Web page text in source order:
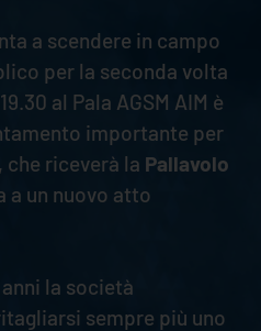
a scendere in campo
per la seconda volta
al Pala AGSM AIM è
importante per
riceverà la Pallavolo
a un nuovo atto
la società
sempre più uno